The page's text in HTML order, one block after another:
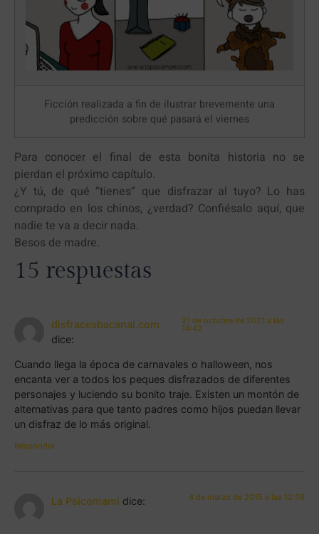
Ficción realizada a fin de ilustrar brevemente una
predicción sobre qué pasará el viernes
Para conocer el final de esta bonita historia no se
pierdan el próximo capítulo.
¿Y tú, de qué “tienes” que disfrazar al tuyo? Lo has
comprado en los chinos, ¿verdad? Confiésalo aquí, que
nadie te va a decir nada.
Besos de madre.
15 respuestas
disfracesbacanal.com
dice:
21 de octubre de 2021 a las
14:42
Cuando llega la época de carnavales o halloween, nos
encanta ver a todos los peques disfrazados de diferentes
personajes y luciendo su bonito traje. Existen un montón de
alternativas para que tanto padres como hijos puedan llevar
un disfraz de lo más original.
Responder
La Psicomami dice: 4 de marzo de 2015 a las 12:39